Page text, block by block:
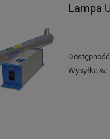
Lampa
Wysyłka w: